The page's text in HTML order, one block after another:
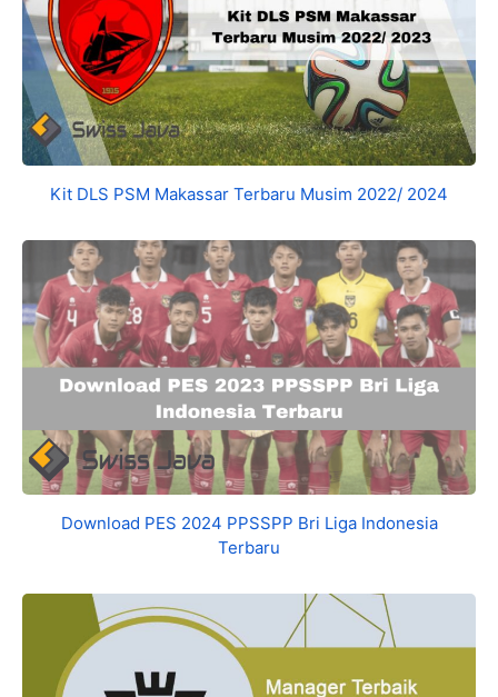
Kit DLS PSM Makassar Terbaru Musim 2022/ 2024
Download PES 2024 PPSSPP Bri Liga Indonesia
Terbaru